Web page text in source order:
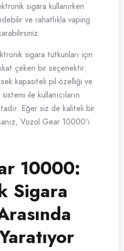
sigara kullanırken
ve rahatlıkla vaping
sigara tutkunları için
çeken bir seçenektir.
kapasiteli pil özelliği ve
ile kullanıcıların
Eğer siz de kaliteli bir
Vozol Gear 10000'i
10000:
Sigara